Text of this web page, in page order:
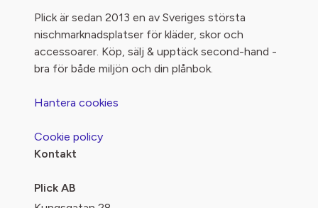
Plick är sedan 2013 en av Sveriges största
nischmarknadsplatser för kläder, skor och
accessoarer. Köp, sälj & upptäck second-hand -
bra för både miljön och din plånbok.
Hantera cookies
Cookie policy
Kontakt
Plick AB